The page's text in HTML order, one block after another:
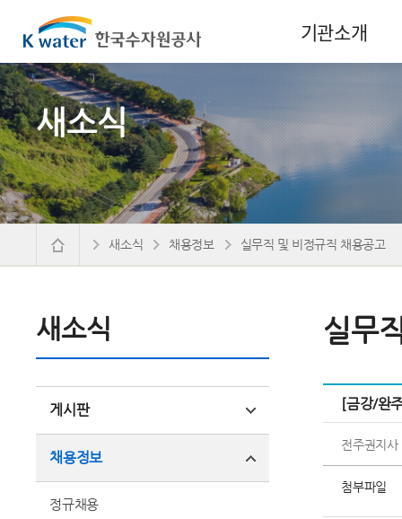
기관소개
새소식
새소식
게시판
채용정보
정규채용
새소식 채용정보 실무직 및 비정규직 채용공고
실무
[금강/완
전주권지사
첨부파일